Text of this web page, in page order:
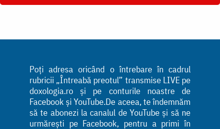
Poți adresa oricând o întrebare în cadrul
rubricii „Întreabă preotul” transmise LIVE pe
doxologia.ro și pe conturile noastre de
Facebook și YouTube.De aceea, te îndemnăm
să te abonezi la canalul de YouTube și să ne
urmărești pe Facebook, pentru a primi în